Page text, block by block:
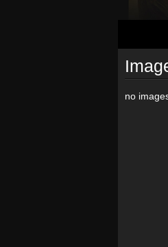
no